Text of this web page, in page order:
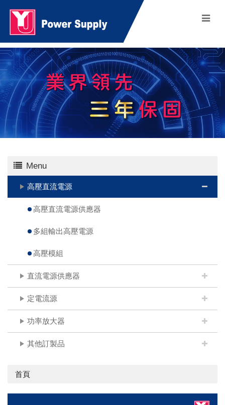
Menu
高壓直流電源
高壓直流電源供應器
多組輸出高壓電源
高壓模組
直流電源供應器
定電流源
功率放大器
其他訂製品
首頁